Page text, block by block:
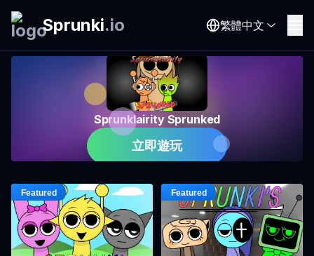
Sprunki.io 繁體中文
Sprunklairity Sprunked
立即遊玩